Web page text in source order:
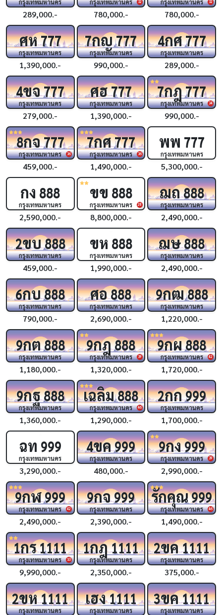
กรุงเทพมหานคร
289,000.-
32
กรุงเทพมหานคร
780,000.-
32
กรุงเทพมหานคร
780,000.-
ศห777
กรุงเทพมหานคร
1,390,000.-
7กญ777
กรุงเทพมหานคร
990,000.-
4กศ777
กรุงเทพมหานคร
289,000.-
4ขจ777
กรุงเทพมหานคร
279,000.-
ศฮ777
กรุงเทพมหานคร
1,390,000.-
34
7กฎ777
กรุงเทพมหานคร
990,000.-
36
8กจ777
กรุงเทพมหานคร
459,000.-
36
7กศ777
กรุงเทพมหานคร
1,490,000.-
พพ 777
กรุงเทพมหานคร
5,300,000.-
กง 888
กรุงเทพมหานคร
2,590,000.-
28
ขข 888
กรุงเทพมหานคร
8,800,000.-
ฌถ888
กรุงเทพมหานคร
2,490,000.-
2ขบ888
กรุงเทพมหานคร
459,000.-
ขห 888
กรุงเทพมหานคร
1,990,000.-
ฌษ888
กรุงเทพมหานคร
2,490,000.-
6กบ888
กรุงเทพมหานคร
790,000.-
ศอ888
กรุงเทพมหานคร
2,690,000.-
9กฒ888
กรุงเทพมหานคร
1,220,000.-
9กต888
กรุงเทพมหานคร
1,180,000.-
39
9กฎ888
กรุงเทพมหานคร
1,320,000.-
42
9กผ888
กรุงเทพมหานคร
1,720,000.-
9กฐ888
กรุงเทพมหานคร
1,360,000.-
46
เฉลิม888
กรุงเทพมหานคร
1,290,000.-
2กก999
กรุงเทพมหานคร
1,700,000.-
ฉท 999
กรุงเทพมหานคร
3,290,000.-
4ขค999
กรุงเทพมหานคร
480,000.-
39
9กง999
กรุงเทพมหานคร
2,990,000.-
42
9กฬ999
กรุงเทพมหานคร
2,490,000.-
9กจ999
กรุงเทพมหานคร
2,390,000.-
46
รักคุณ999
กรุงเทพมหานคร
1,490,000.-
10
1กร1111
กรุงเทพมหานคร
9,990,000.-
1กฎ1111
กรุงเทพมหานคร
2,350,000.-
2ขค1111
กรุงเทพมหานคร
375,000.-
2ขห1111
กรุงเทพมหานคร
เฮง1111
กรุงเทพมหานคร
3ขค1111
กรุงเทพมหานคร